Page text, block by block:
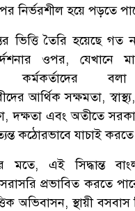
নির্ভরশীল হয়ে পড়তে
ভিত্তি তৈরি হয়েছে গত
ওপর, যেখানে
কর্মকর্তাদের বলা
আর্থিক সক্ষমতা,
দক্ষতা এবং অতীতে
কঠোরভাবে যাচাই
মতে, এই সিদ্ধান্ত
প্রভাবিত করতে
অভিবাসন, স্থায়ী বসবাস